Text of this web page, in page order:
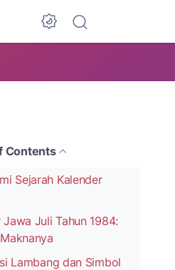
Contents
Sejarah Kalender
Jawa Juli Tahun 1984:
Lambang dan Simbol